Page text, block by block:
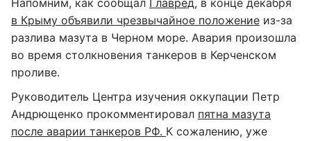
Напомним, как сообщал Главред, в конце декабря
в Крыму объявили чрезвычайное положение из-за
разлива мазута в Черном море. Авария произошла
во время столкновения танкеров в Керченском
проливе.
Руководитель Центра изучения оккупации Петр
Андрющенко прокомментировал пятна мазута
после аварии танкеров РФ. К сожалению, уже